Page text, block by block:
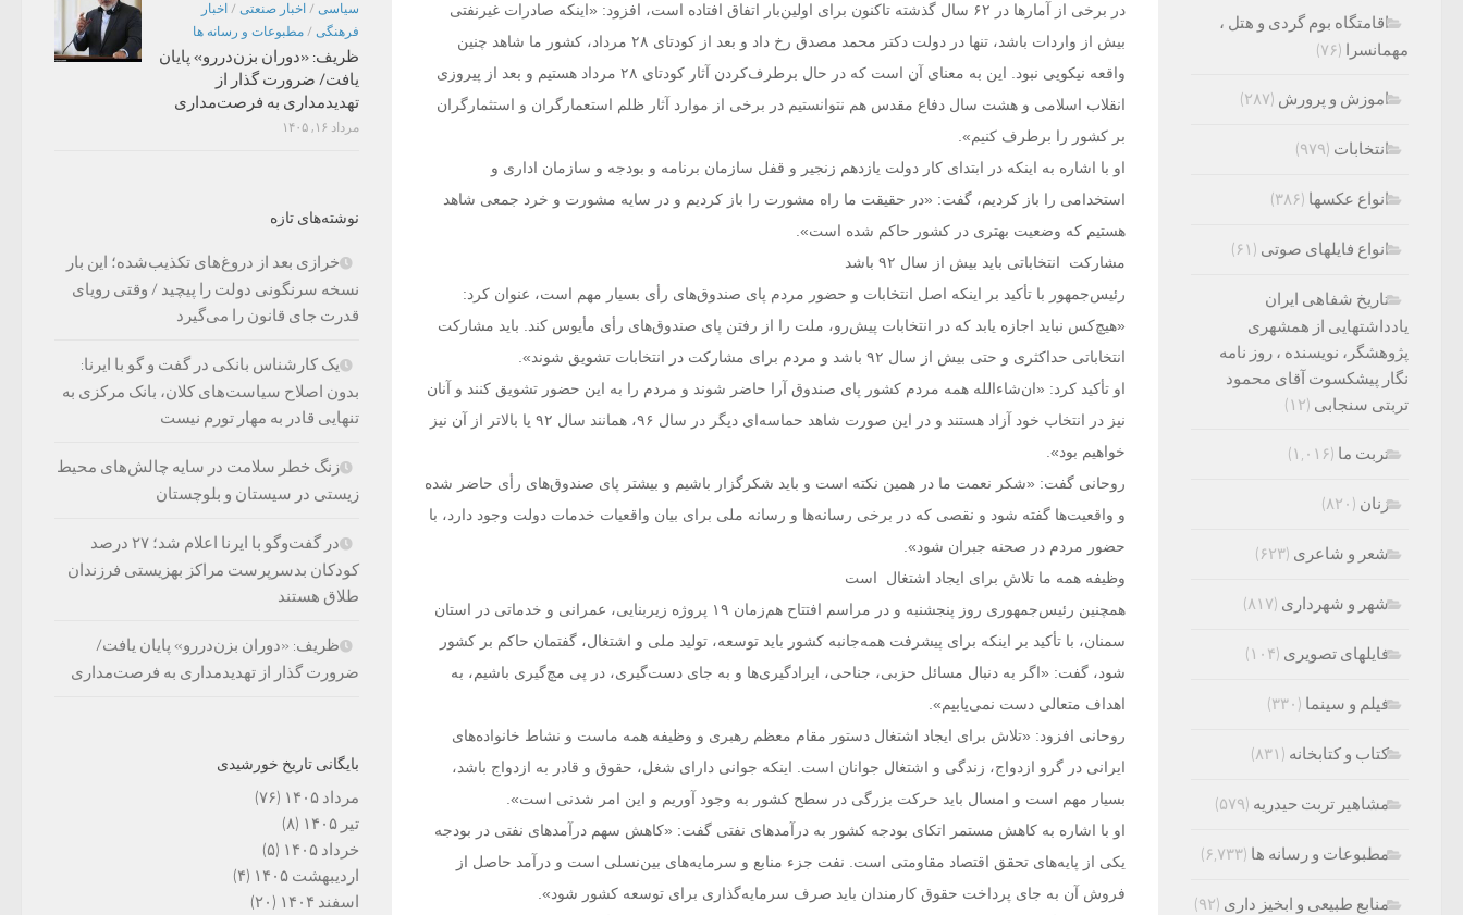
در برخی از آمارها در ۶۲ سال گذشته تاکنون برای اولین‌بار اتفاق افتاده است، افزود: «اینکه صادرات غیرنفتی
بیش از واردات باشد، تنها در دولت دکتر محمد مصدق رخ داد و ‌بعد از کودتای ۲۸ مرداد، کشور ما شاهد چنین
واقعه نیکویی نبود. این به معنای آن است که در حال برطرف‌کردن آثار کودتای ۲۸ مرداد هستیم و ‌بعد از پیروزی
انقلاب اسلامی و هشت سال دفاع مقدس هم نتوانستیم در برخی از موارد آثار ظلم ‌استعمارگران و استثمارگران
بر کشور را برطرف کنیم».
او با اشاره به اینکه در ابتدای کار دولت یازدهم زنجیر و قفل سازمان برنامه و بودجه و ‌سازمان اداری و
استخدامی را باز کردیم، گفت: «در حقیقت ما راه مشورت را باز کردیم و در سایه ‌مشورت و خرد جمعی شاهد
هستیم که وضعیت بهتری در کشور حاکم شده است».
مشارکت انتخاباتی باید بیش از سال ۹۲ باشد
رئیس‌جمهور با تأکید بر اینکه اصل انتخابات و حضور مردم پای صندوق‌های رأی بسیار مهم است، ‌عنوان کرد:
«هیچ‌کس نباید اجازه یابد که در انتخابات پیش‌رو، ملت را از رفتن پای ‌صندوق‌های رأی مأیوس کند. باید مشارکت
انتخاباتی حداکثری و حتی بیش از سال ۹۲ باشد و مردم برای ‌مشارکت در انتخابات تشویق شوند».
او تأکید کرد: «ان‌شاءالله همه مردم کشور پای صندوق آرا حاضر شوند و مردم را به این ‌حضور تشویق کنند و آنان
نیز در انتخاب خود آزاد هستند و در این صورت شاهد حماسه‌ای دیگر در ‌سال ۹۶، همانند سال ۹۲ یا بالاتر از آن نیز
خواهیم بود».
روحانی گفت: «شکر نعمت ما در همین نکته است و باید شکرگزار باشیم و بیشتر پای ‌صندوق‌های رأی حاضر شده
و واقعیت‌ها گفته شود و نقصی که در برخی رسانه‌ها و رسانه ملی برای ‌بیان واقعیات خدمات دولت وجود دارد، با
حضور مردم در صحنه جبران شود».
وظیفه همه ما تلاش برای ایجاد اشتغال است
همچنین رئیس‌جمهوری روز پنجشنبه و در مراسم افتتاح هم‌زمان ۱۹ پروژه زیربنایی، عمرانی و خدماتی در استان
سمنان، با تأکید بر اینکه برای پیشرفت همه‌جانبه کشور باید توسعه، تولید ملی و اشتغال، گفتمان حاکم بر کشور
شود، گفت: «اگر به دنبال مسائل حزبی، جناحی، ایرادگیری‌ها و به جای دست‌گیری، در پی مچ‌گیری باشیم، به
اهداف متعالی دست نمی‌یابیم».
روحانی افزود: «تلاش برای ایجاد اشتغال دستور مقام معظم رهبری و وظیفه همه ماست و نشاط خانواده‌های
ایرانی در گرو ازدواج، زندگی و اشتغال جوانان است. اینکه جوانی دارای شغل، حقوق و قادر به ازدواج باشد،
بسیار مهم است و امسال باید حرکت بزرگی در سطح کشور به وجود آوریم و این امر شدنی است».
او با اشاره به کاهش مستمر اتکای بودجه کشور به درآمدهای نفتی گفت: «کاهش سهم درآمدهای نفتی در بودجه
یکی از پایه‌های تحقق اقتصاد مقاومتی است. نفت جزء منابع و سرمایه‌های بین‌نسلی است و درآمد حاصل از
فروش آن به جای پرداخت حقوق کارمندان باید صرف سرمایه‌گذاری برای توسعه کشور شود».
سیاسی / اخبار صنعتی / اخبار
فرهنگی / مطبوعات و رسانه ها
ظریف: «دوران بزن‌دررو» پایان
یافت/ ضرورت گذار از
تهدیدمداری به فرصت‌مداری
مرداد ۱۶, ۱۴۰۵
نوشته‌های تازه
خرازی بعد از دروغ‌های تکذیب‌شده؛ این بار
نسخه سرنگونی دولت را پیچید / وقتی رویای
قدرت جای قانون را می‌گیرد
یک کارشناس بانکی در گفت و گو با ایرنا:
بدون اصلاح سیاست‌های کلان، بانک مرکزی به
تنهایی قادر به مهار تورم نیست
زنگ خطر سلامت در سایه چالش‌های محیط
زیستی در سیستان و بلوچستان
در گفت‌وگو با ایرنا اعلام شد؛ ۲۷ درصد
کودکان بدسرپرست مراکز بهزیستی فرزندان
طلاق هستند
ظریف: «دوران بزن‌دررو» پایان یافت/
ضرورت گذار از تهدیدمداری به فرصت‌مداری
بایگانی تاریخ خورشیدی
مرداد ۱۴۰۵
(۷۶)
تیر ۱۴۰۵
(۸)
خرداد ۱۴۰۵
(۵)
اردیبهشت ۱۴۰۵
(۴)
اسفند ۱۴۰۴
(۲۰)
اقامتگاه بوم گردی و هتل ،
مهمانسرا (۷۶)
اموزش و پرورش (۲۸۷)
انتخابات (۹۷۹)
انواع عکسها (۳۸۶)
انواع فایلهای صوتی (۶۱)
تاریخ شفاهی ایران
یادداشتهایی از همشهری
پژوهشگر، نویسنده ، روز نامه
نگار پیشکسوت آقای محمود
تربتی سنجابی (۱۲)
تربت ما (۱,۰۱۶)
زنان (۸۲۰)
شعر و شاعری (۶۲۳)
شهر و شهرداری (۸۱۷)
فایلهای تصویری (۱۰۴)
فیلم و سینما (۳۳۰)
کتاب و کتابخانه (۸۳۱)
مشاهیر تربت حیدریه (۵۷۹)
مطبوعات و رسانه ها (۶,۷۳۳)
منابع طبیعی و ابخیز داری (۹۲)